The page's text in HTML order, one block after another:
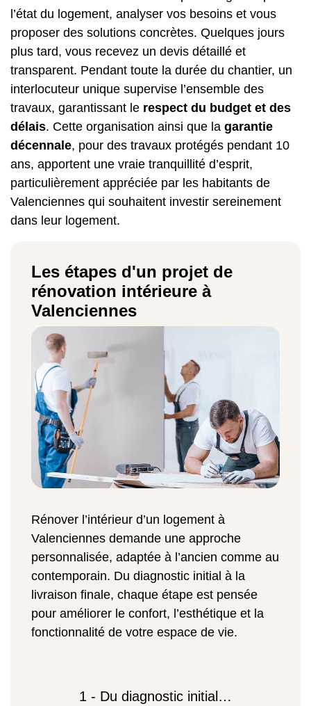
l’état du logement, analyser vos besoins et vous
proposer des solutions concrètes. Quelques jours
plus tard, vous recevez un devis détaillé et
transparent. Pendant toute la durée du chantier, un
interlocuteur unique supervise l’ensemble des
travaux, garantissant le respect du budget et des
délais. Cette organisation ainsi que la garantie
décennale, pour des travaux protégés pendant 10
ans, apportent une vraie tranquillité d’esprit,
particulièrement appréciée par les habitants de
Valenciennes qui souhaitent investir sereinement
dans leur logement.
Les étapes d'un projet de
rénovation intérieure à
Valenciennes
Rénover l’intérieur d’un logement à
Valenciennes demande une approche
personnalisée, adaptée à l’ancien comme au
contemporain. Du diagnostic initial à la
livraison finale, chaque étape est pensée
pour améliorer le confort, l’esthétique et la
fonctionnalité de votre espace de vie.
1 - Du diagnostic initial…